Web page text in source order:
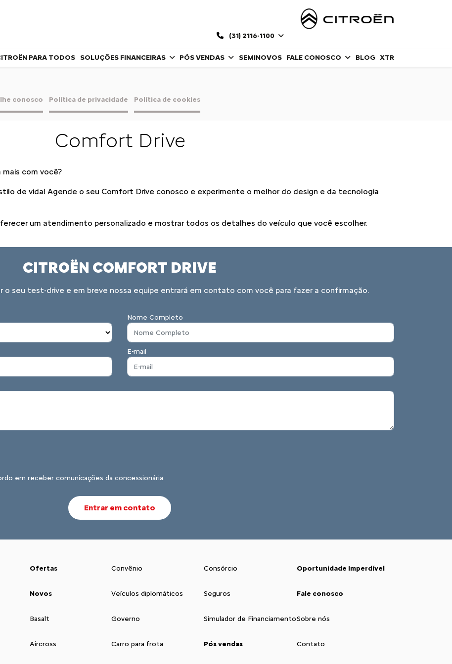
(31) 2116-1100
PARA TODOS SOLUÇÕES FINANCEIRAS PÓS VENDAS SEMINOVOS FALE CONOSCO BLOG XTR
conosco Política de privacidade Política de cookies
Comfort Drive
com você?
de vida! Agende o seu Comfort Drive conosco e experimente o melhor do design e da tecnologia
um atendimento personalizado e mostrar todos os detalhes do veículo que você escolher.
CITROËN COMFORT DRIVE
o seu test-drive e em breve nossa equipe entrará em contato com você para fazer a confirmação.
Nome Completo
E-mail
em receber comunicações da concessionária.
Entrar em contato
Ofertas
Novos
Basalt
Aircross
Convênio
Veículos diplomáticos
Governo
Carro para frota
Consórcio
Seguros
Simulador de Financiamento
Pós vendas
Oportunidade Imperdível
Fale conosco
Sobre nós
Contato